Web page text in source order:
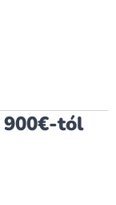
900€-tól